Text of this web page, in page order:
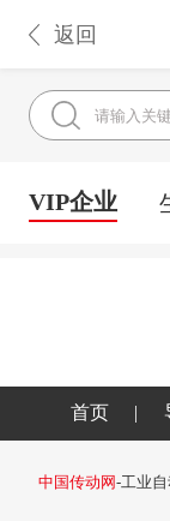
返回
VIP企业
首页 |
中国传动网-工业